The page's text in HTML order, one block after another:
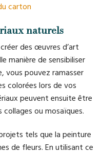
carton
naturels
des œuvres d’art
manière de sensibiliser
vous pouvez ramasser
colorées lors de vos
peuvent ensuite être
ou mosaïques.
tels que la peinture
de fleurs. En utilisant ce